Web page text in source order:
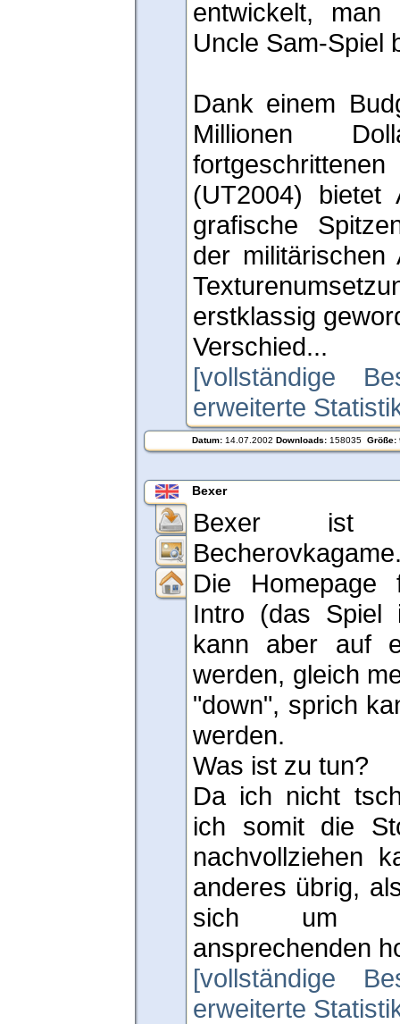
entwickelt,
Uncle Sam-Spiel
Dank einem
Millionen
(UT2004) bietet
grafische
der militärischen
erstklassig
Verschied...
[vollständige
erweiterte
Datum: 14.07.2002 Downloads: 158035 Größe:
Bexer
Bexer ist
Die Homepage
Intro (das Spiel
kann aber auf
werden, gleich
"down", sprich
werden.
Was ist zu tun?
Da ich nicht
ich somit die
nachvollziehen
anderes übrig,
sich um
ansprechenden
[vollständige
erweiterte